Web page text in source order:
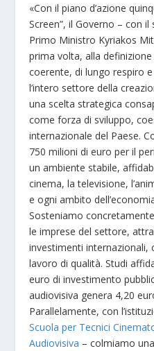
«Con il piano d’azione
Screen”, il Governo – con
Primo Ministro Kyriakos
prima volta, alla
coerente, di lungo respiro
l’intero settore della
una scelta strategica
come forza di sviluppo,
internazionale del Paese.
750 milioni di euro per il
un ambiente stabile,
cinema, la televisione,
e ogni ambito
Sosteniamo
le imprese del settore,
investimenti internazionali,
lavoro di qualità. Studi
euro di investimento
audiovisiva genera 4,20
Parallelamente, con
Scuola per Tecnici
Audiovisiva – colmiamo